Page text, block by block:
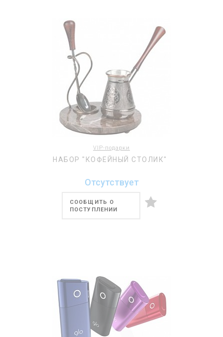
VIP-подарки
НАБОР "КОФЕЙНЫЙ СТОЛИК"
Отсутствует
СООБЩИТЬ О
ПОСТУПЛЕНИИ